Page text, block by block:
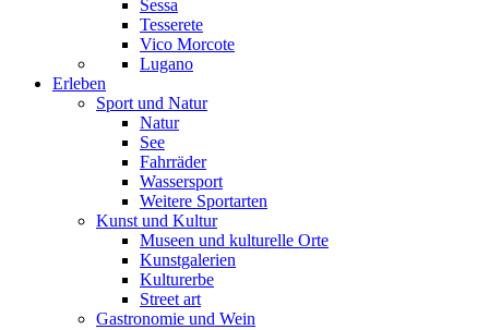
Sessa
Tesserete
Vico Morcote
Lugano
Erleben
Sport und Natur
Natur
See
Fahrräder
Wassersport
Weitere Sportarten
Kunst und Kultur
Museen und kulturelle Orte
Kunstgalerien
Kulturerbe
Street art
Gastronomie und Wein